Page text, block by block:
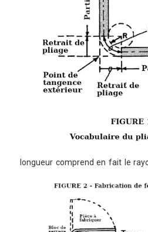
longueur comprend en fait le